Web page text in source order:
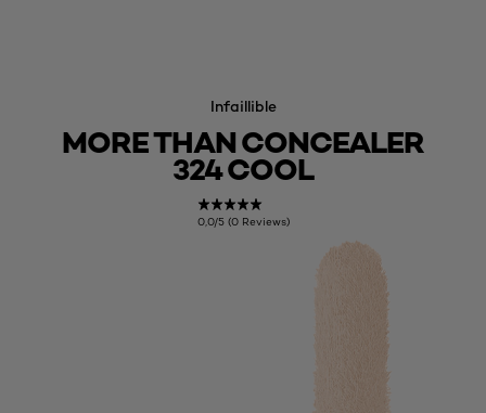
Infaillible
MORE THAN CONCEALER
324 COOL
0,0/5 (0 Reviews)